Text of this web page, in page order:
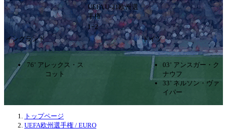
UEFA U-21欧州選
手権
1ｰ2
イングランド
ドイツ
76’ アレックス・ス
コット
03’ アンスガー・ク
ナウフ
33’ ネルソン・ヴァ
イパー
トップページ
UEFA欧州選手権 / EURO